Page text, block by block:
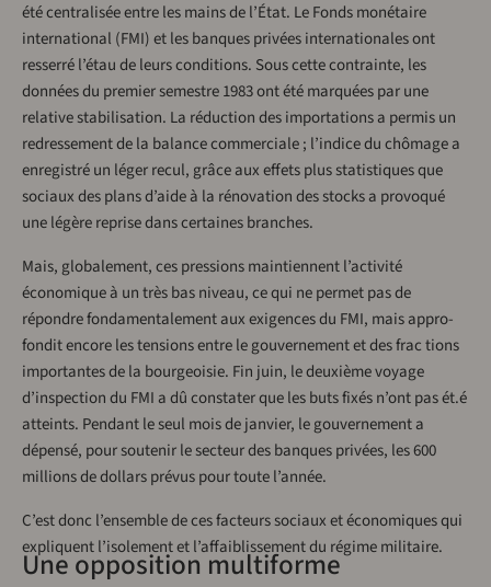
été centralisée entre les mains de l’État. Le Fonds monétaire
international (FMI) et les banques privées internationales ont
resserré l’étau de leurs conditions. Sous cette contrainte, les
données du premier semestre 1983 ont été marquées par une
relative stabilisation. La réduction des importations a permis un
redressement de la balance commerciale ; l’indice du chômage a
enregistré un léger recul, grâce aux effets plus statistiques que
sociaux des plans d’aide à la rénovation des stocks a provoqué
une légère reprise dans certaines bran­ches.
Mais, globalement, ces pressions maintiennent l’activité
économique à un très bas niveau, ce qui ne permet pas de
répondre fondamentalement aux exigences du FMI, mais appro­
fondit encore les tensions entre le gouvernement et des frac­ tions
importantes de la bourgeoisie. Fin juin, le deuxième voyage
d’inspection du FMI a dû constater que les buts fixés n’ont pas ét.é
atteints. Pendant le seul mois de janvier, le gouvernement a
dépensé, pour soutenir le secteur des banques privées, les 600
millions de dollars prévus pour toute l’année.
C’est donc l’ensemble de ces facteurs sociaux et économiques qui
expliquent l’isolement et l’affaiblissement du régime militaire.
Une opposition multiforme